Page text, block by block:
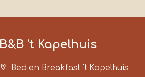
B&B 't Kapelhuis
Bed en Breakfast 't Kapelhuis